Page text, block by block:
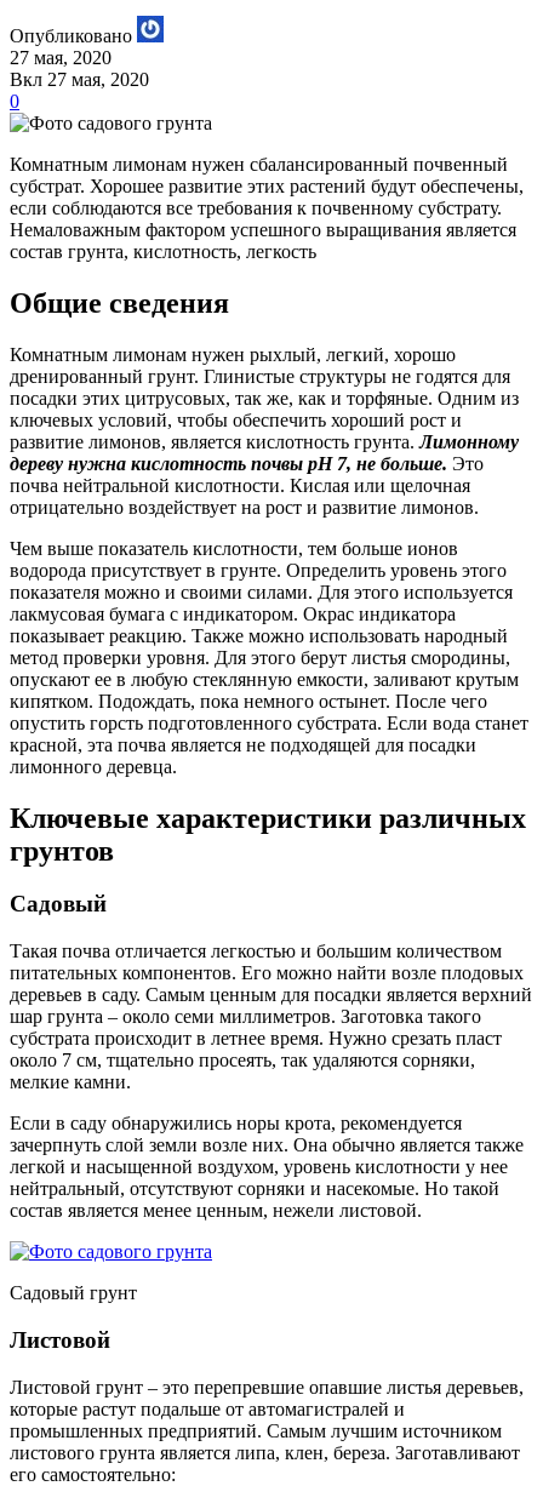
Опубликовано
27 мая, 2020
Вкл 27 мая, 2020
0
Комнатным лимонам нужен сбалансированный почвенный
субстрат. Хорошее развитие этих растений будут обеспечены,
если соблюдаются все требования к почвенному субстрату.
Немаловажным фактором успешного выращивания является
состав грунта, кислотность, легкость
Общие сведения
Комнатным лимонам нужен рыхлый, легкий, хорошо
дренированный грунт. Глинистые структуры не годятся для
посадки этих цитрусовых, так же, как и торфяные. Одним из
ключевых условий, чтобы обеспечить хороший рост и
развитие лимонов, является кислотность грунта.Лимонному
дереву нужна кислотность почвы рН 7, не больше. Это
почва нейтральной кислотности. Кислая или щелочная
отрицательно воздействует на рост и развитие лимонов.
Чем выше показатель кислотности, тем больше ионов
водорода присутствует в грунте. Определить уровень этого
показателя можно и своими силами. Для этого используется
лакмусовая бумага с индикатором. Окрас индикатора
показывает реакцию. Также можно использовать народный
метод проверки уровня. Для этого берут листья смородины,
опускают ее в любую стеклянную емкости, заливают крутым
кипятком. Подождать, пока немного остынет. После чего
опустить горсть подготовленного субстрата. Если вода станет
красной, эта почва является не подходящей для посадки
лимонного деревца.
Ключевые характеристики различных
грунтов
Садовый
Такая почва отличается легкостью и большим количеством
питательных компонентов. Его можно найти возле плодовых
деревьев в саду. Самым ценным для посадки является верхний
шар грунта – около семи миллиметров. Заготовка такого
субстрата происходит в летнее время. Нужно срезать пласт
около 7 см, тщательно просеять, так удаляются сорняки,
мелкие камни.
Если в саду обнаружились норы крота, рекомендуется
зачерпнуть слой земли возле них. Она обычно является также
легкой и насыщенной воздухом, уровень кислотности у нее
нейтральный, отсутствуют сорняки и насекомые. Но такой
состав является менее ценным, нежели листовой.
Садовый грунт
Листовой
Листовой грунт – это перепревшие опавшие листья деревьев,
которые растут подальше от автомагистралей и
промышленных предприятий. Самым лучшим источником
листового грунта является липа, клен, береза. Заготавливают
его самостоятельно: